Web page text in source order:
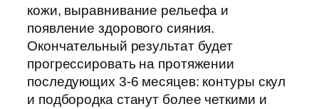
кожи, выравнивание рельефа и
появление здорового сияния.
Окончательный результат будет
прогрессировать на протяжении
последующих 3-6 месяцев: контуры скул
и подбородка станут более четкими и